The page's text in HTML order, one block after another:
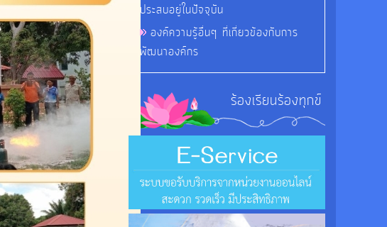
ประสบอยู่ในปัจจุบัน
องค์ความรู้อื่นๆ ที่เกี่ยวข้องกับการ
พัฒนาองค์กร
ร้องเรียนร้องทุกข์